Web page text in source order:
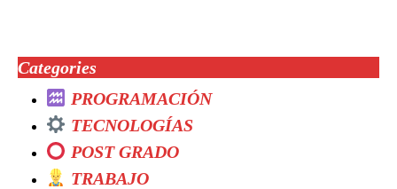
Categories
PROGRAMACIÓN
TECNOLOGÍAS
POST GRADO
TRABAJO